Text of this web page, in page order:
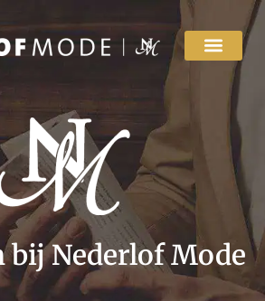
bij Nederlof Mode